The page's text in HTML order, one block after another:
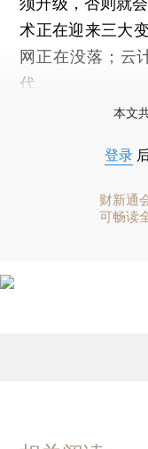
术正在迎来三大
网正在没落；云
代。
本文
登录
财新通
可畅读